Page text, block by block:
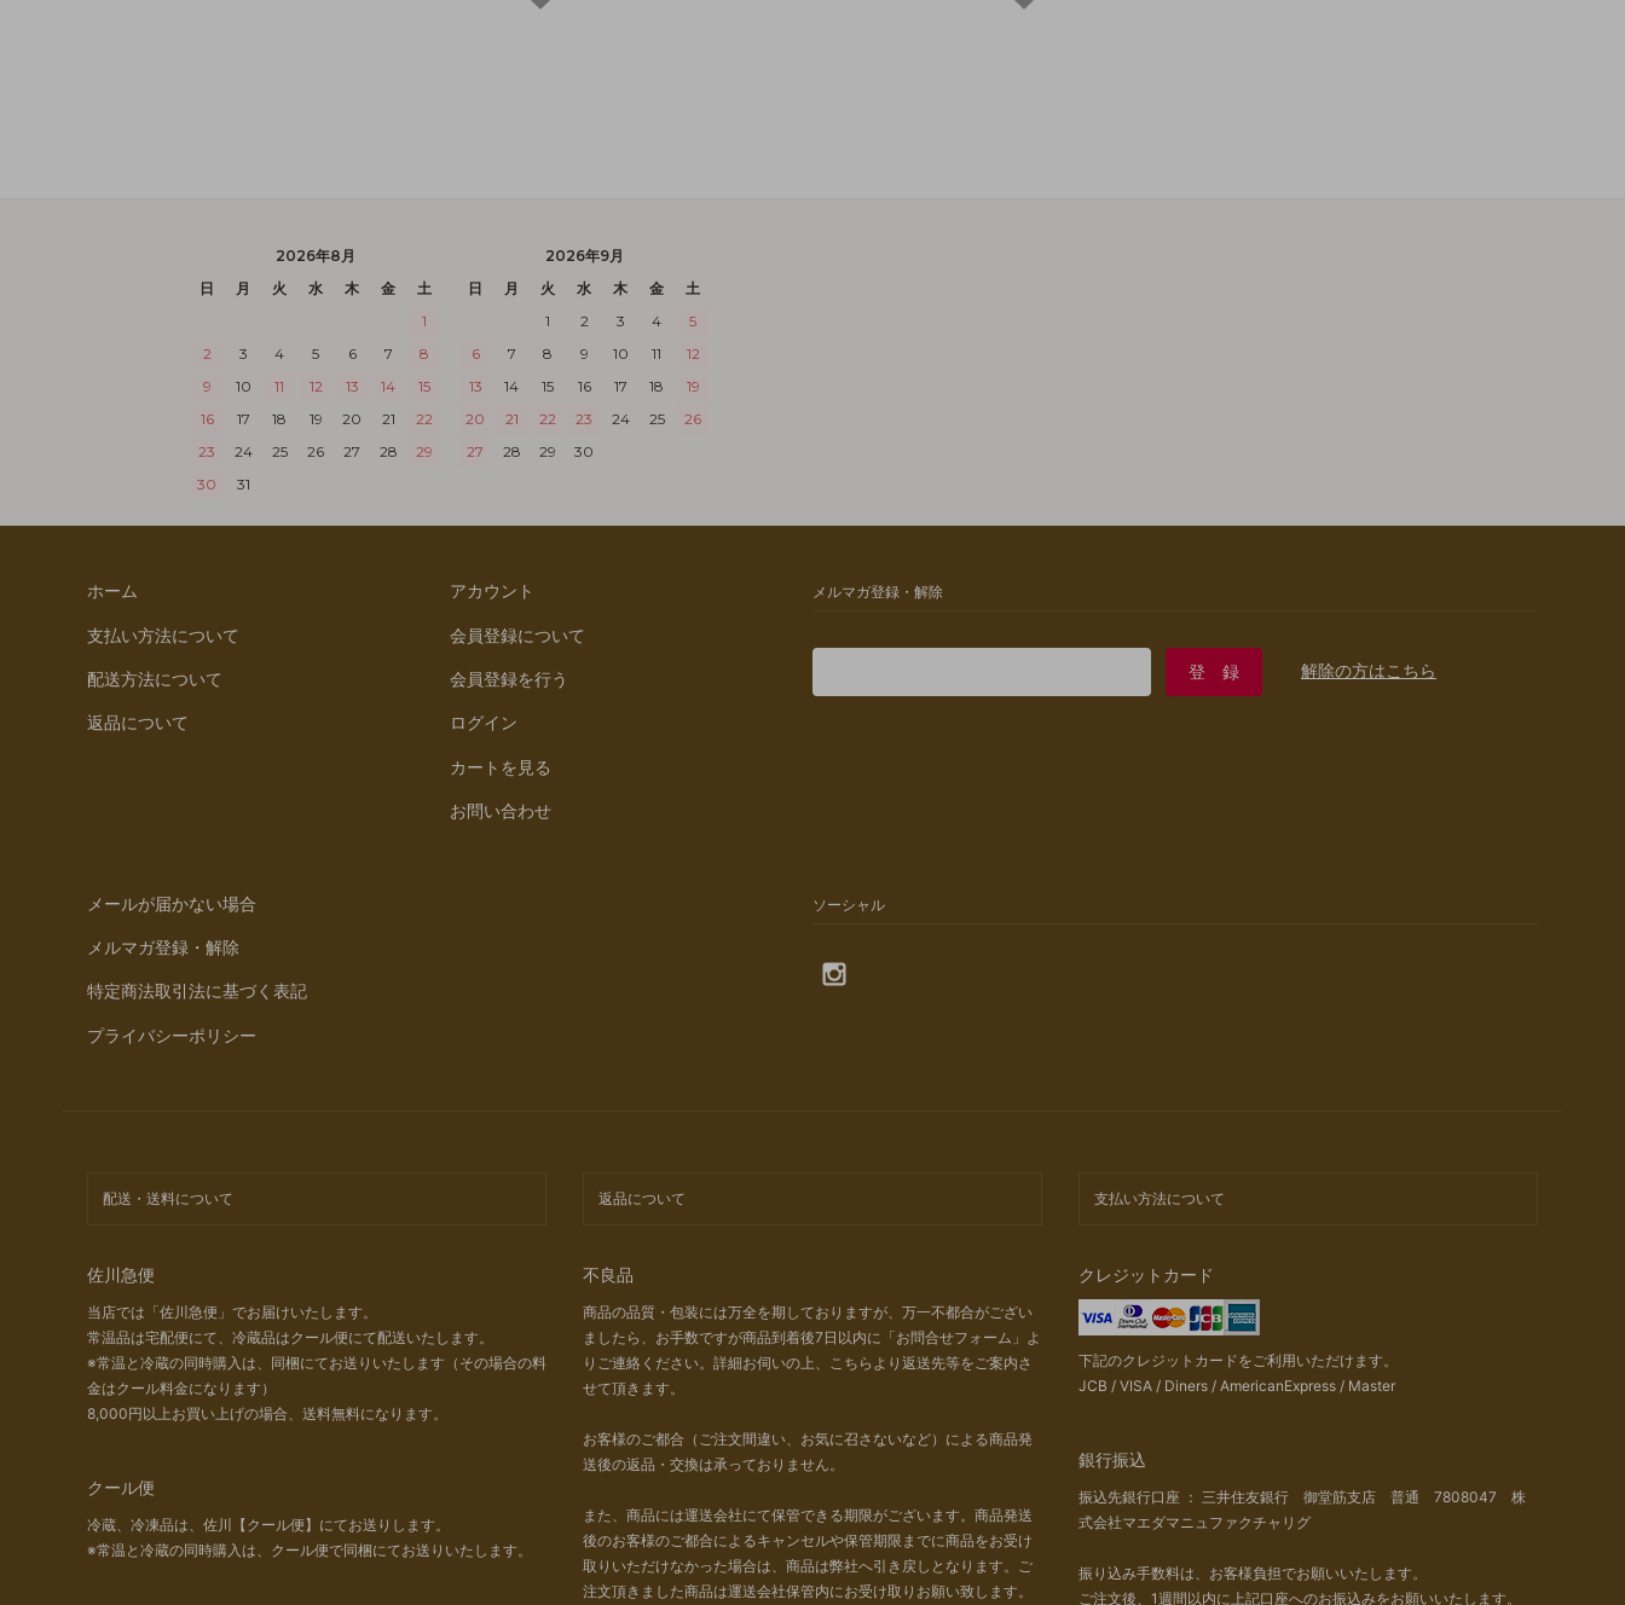
2026年8月
日
月 火 水 木 金
土
1
2
3 4 5 6 7
8
9
10 11 12 13 14
15
16
17 18 19 20 21
22
23
24 25 26 27 28
29
30
31
2026年9月
日
月 火 水 木 金
土
1
2 3 4
5
6
7 8 9 10 11
12
13
14 15 16 17 18
19
20
21 22 23 24 25
26
27
28 29 30
メルマガ登録・解除
解除の方はこちら
ホーム
支払い方法について
配送方法について
返品について
アカウント
会員登録について
会員登録を行う
ログイン
カートを見る
お問い合わせ
ソーシャル
メールが届かない場合
メルマガ登録・解除
特定商法取引法に基づく表記
プライバシーポリシー
配送・送料について
佐川急便
当店では「佐川急便」でお届けいたします。
常温品は宅配便にて、冷蔵品はクール便にて配送いたします。
※常温と冷蔵の同時購入は、同梱にてお送りいたします（その場合の料
金はクール料金になります）
8,000円以上お買い上げの場合、送料無料になります。
クール便
冷蔵、冷凍品は、佐川【クール便】にてお送りします。
※常温と冷蔵の同時購入は、クール便で同梱にてお送りいたします。
返品について
不良品
商品の品質・包装には万全を期しておりますが、万一不都合がござい
ましたら、お手数ですが商品到着後7日以内に「お問合せフォーム」よ
りご連絡ください。詳細お伺いの上、こちらより返送先等をご案内さ
せて頂きます。
お客様のご都合（ご注文間違い、お気に召さないなど）による商品発
送後の返品・交換は承っておりません。
また、商品には運送会社にて保管できる期限がございます。商品発送
後のお客様のご都合によるキャンセルや保管期限までに商品をお受け
取りいただけなかった場合は、商品は弊社へ引き戻しとなります。ご
注文頂きました商品は運送会社保管内にお受け取りお願い致します。
支払い方法について
クレジットカード
下記のクレジットカードをご利用いただけます。
JCB / VISA / Diners / AmericanExpress / Master
銀行振込
振込先銀行口座 ： 三井住友銀行 御堂筋支店 普通 7808047 株
式会社マエダマニュファクチャリグ
振り込み手数料は、お客様負担でお願いいたします。
ご注文後、1週間以内に上記口座へのお振込みをお願いいたします。